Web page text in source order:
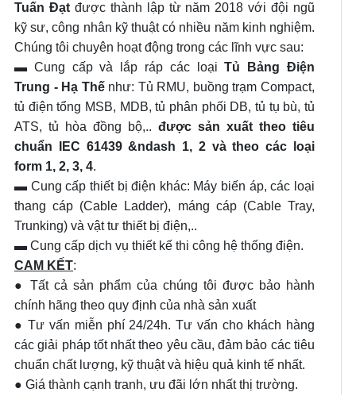
Tuấn Đạtđược thành lập từ năm 2018 với đội ngũ
kỹ sư, công nhân kỹ thuật có nhiều năm kinh nghiệm.
Chúng tôi chuyên hoạt động trong các lĩnh vực sau:
▬ Cung cấp và lắp ráp các loạiTủ Bảng Điện
Trung - Hạ Thếnhư: Tủ RMU, buồng trạm Compact,
tủ điện tổng MSB, MDB, tủ phân phối DB, tủ tụ bù, tủ
ATS, tủ hòa đồng bộ,.. được sản xuất theo tiêu
chuẩn IEC 61439 &ndash 1, 2 và theo các loại
form 1, 2, 3, 4.
▬ Cung cấp thiết bị điện khác: Máy biến áp, các loại
thang cáp (Cable Ladder), máng cáp (Cable Tray,
Trunking) và vật tư thiết bị điện,..
▬ Cung cấp dịch vụ thiết kế thi công hệ thống điện.
CAM KẾT:
● Tất cả sản phẩm của chúng tôi được bảo hành
chính hãng theo quy định của nhà sản xuất
● Tư vấn miễn phí 24/24h. Tư vấn cho khách hàng
các giải pháp tốt nhất theo yêu cầu, đảm bảo các tiêu
chuẩn chất lượng, kỹ thuật và hiệu quả kinh tế nhất.
● Giá thành cạnh tranh, ưu đãi lớn nhất thị trường.